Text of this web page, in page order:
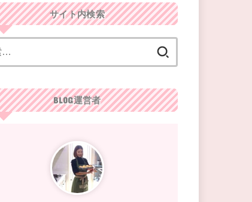
サイト内検索
BLOG運営者